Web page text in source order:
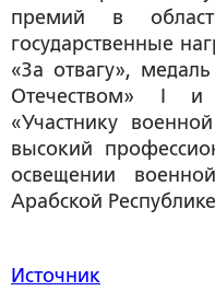
премий в
государственные
«За отвагу»,
Отечеством» I и
«Участнику
высокий
освещении
Арабской
Источник